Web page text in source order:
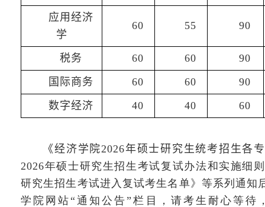
应用经济
学
60 55 90
税务 60 60
90
国际商务
60 60
90
数字经济
40 40 60
《经济学院2026年硕士研究生统考招生各
2026年硕士研究生招生考试复试办法和实施细
研究生招生 考试进入 复试考生名单》 等系列通知
学院网站“通知公告”栏目，请考生耐心等待